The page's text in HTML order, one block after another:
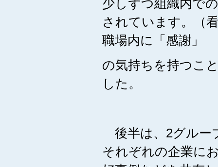
少しずつ組織内で
されています。（
職場内に「感謝」
の気持ちを持つこ
した。
後半は、2グルー
それぞれの企業に